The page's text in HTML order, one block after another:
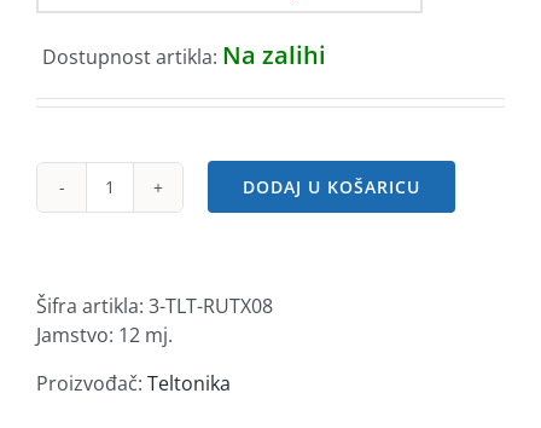
Dostupnost artikla: Na zalihi
Teltonika
Industrial
Ethernet
Router
DODAJ U KOŠARICU
Šifra artikla: 3-TLT-RUTX08
Jamstvo: 12 mj.
Proizvođač: Teltonika